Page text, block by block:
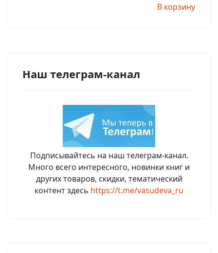
В корзину
Наш телеграм-канал
Подписывайтесь на наш телеграм-канал.
Много всего интересного, новинки книг и
других товаров, скидки, тематический
контент здесь https://t.me/vasudeva_ru